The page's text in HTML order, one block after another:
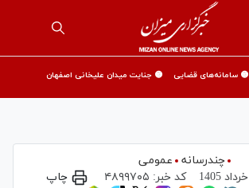
🟡 سامانه‌های قضایی 🟡 جنایت میدان علیخانی اصفهان
چندرسانه
عمومی
کد خبر: ۴۸۹۹۷۰۵ چاپ